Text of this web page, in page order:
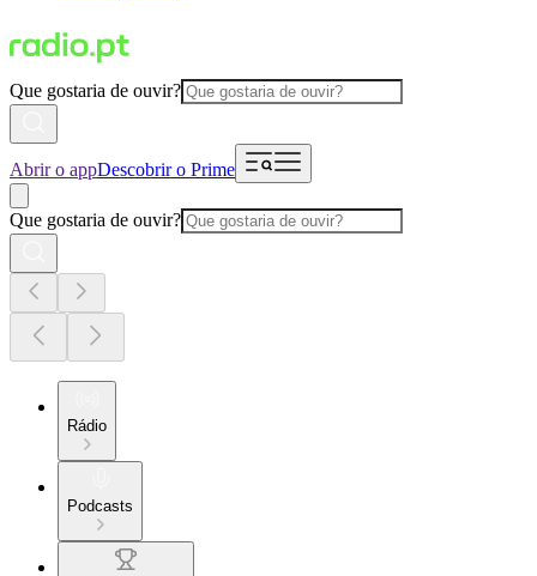
Que gostaria de ouvir?
Abrir o appDescobrir o Prime
Que gostaria de ouvir?
Rádio
Podcasts